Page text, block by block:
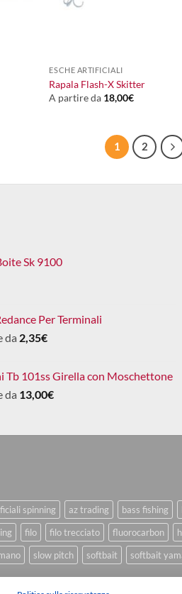
ESCHE ARTIFICIALI
Rapala Flash-X Skitter
A partire da 18,00€
1 2
Sk 9100
Per Terminali
da 2,35€
Tb 101ss Girella con Moschettone
da 13,00€
spinning az trading bass fishing
filo filo trecciato fluorocarbon
slow pitch softbait softbait